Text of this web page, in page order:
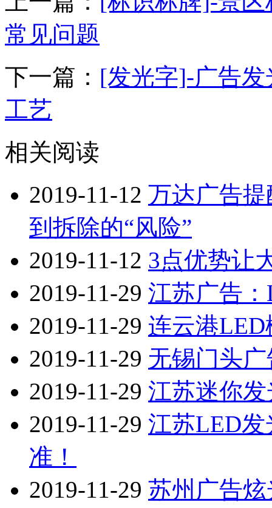
常见问题
下一篇： [发光字]-广告
工艺
相关阅读
2019-11-12 万达广告
到拆除的“风险”
2019-11-12 3点优势让
2019-11-29 江苏广告
2019-11-29 连云港
2019-11-29 无锡门头
2019-11-29 江苏迷你
2019-11-29 江苏LED
准！
2019-11-29 苏州广告